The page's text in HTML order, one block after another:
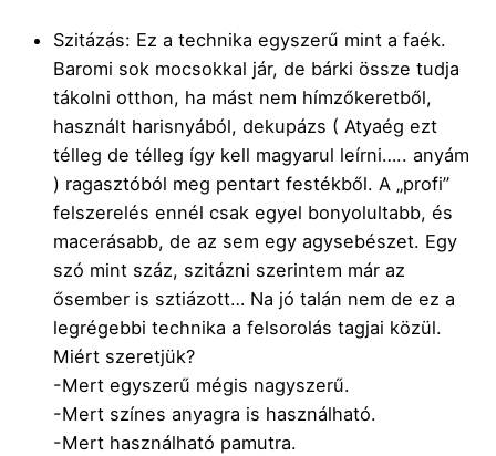
Szitázás: Ez a technika egyszerű mint a faék.
Baromi sok mocsokkal jár, de bárki össze tudja
tákolni otthon, ha mást nem hímzőkeretből,
használt harisnyából, dekupázs ( Atyaég ezt
télleg de télleg így kell magyarul leírni….. anyám
) ragasztóból meg pentart festékből. A „profi”
felszerelés ennél csak egyel bonyolultabb, és
macerásabb, de az sem egy agysebészet. Egy
szó mint száz, szitázni szerintem már az
ősember is sztiázott… Na jó talán nem de ez a
legrégebbi technika a felsorolás tagjai közül.
Miért szeretjük?
-Mert egyszerű mégis nagyszerű.
-Mert színes anyagra is használható.
-Mert használható pamutra.